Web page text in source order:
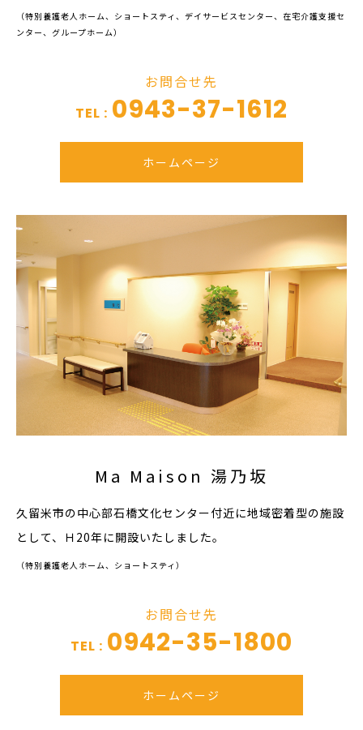
（特別養護老人ホーム、ショートスティ、デイサービスセンター、在宅介護支援セ
ンター、グループホーム）
お問合せ先
TEL : 0943-37-1612
ホームページ
Ma Maison 湯乃坂
久留米市の中心部石橋文化センター付近に地域密着型の施設
として、Ｈ20年に開設いたしました。
（特別養護老人ホーム、ショートスティ）
お問合せ先
TEL : 0942-35-1800
ホームページ